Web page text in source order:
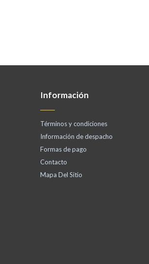
Información
Términos y condiciones
Información de despacho
Formas de pago
Contacto
Mapa Del Sitio